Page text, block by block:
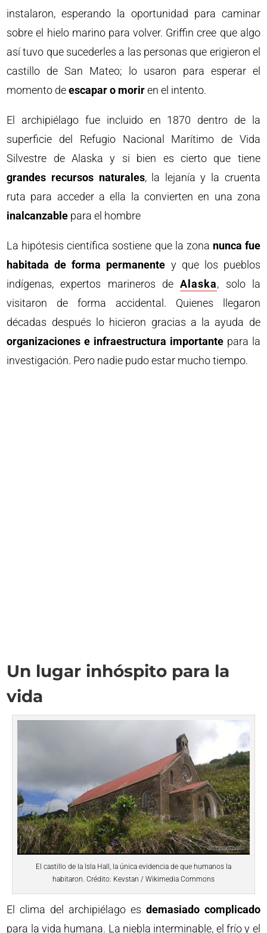
instalaron, esperando la oportunidad para caminar
sobre el hielo marino para volver. Griffin cree que algo
así tuvo que sucederles a las personas que erigieron el
castillo de San Mateo; lo usaron para esperar el
momento deescapar o moriren el intento.
El archipiélago fue incluido en 1870 dentro de la
superficie del Refugio Nacional Marítimo de Vida
Silvestre de Alaska y si bien es cierto que tiene
grandes recursos naturales, la lejanía y la cruenta
ruta para acceder a ella la convierten en una zona
inalcanzable para el hombre
La hipótesis científica sostiene que la zona nunca fue
habitada de forma permanente y que los pueblos
indígenas, expertos marineros deAlaska, solo la
visitaron de forma accidental. Quienes llegaron
décadas después lo hicieron gracias a la ayuda de
organizaciones e infraestructura importantepara la
investigación. Pero nadie pudo estar mucho tiempo.
Un lugar inhóspito para la
vida
El castillo de la Isla Hall, la única evidencia de que humanos la
habitaron. Crédito: Kevstan / Wikimedia Commons
El clima del archipiélago es demasiado complicado
para la vida humana. La niebla interminable, el frío y el